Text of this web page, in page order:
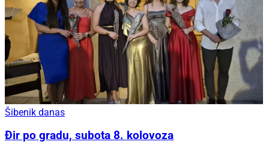
Šibenik danas
Đir po gradu, subota 8. kolovoza